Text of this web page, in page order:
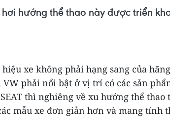
hướng thể thao này được triển
xe không phải hạng sang của
phải nổi bật ở vị trí có các sản
thì nghiêng về xu hướng thể thao
mẫu xe đơn giản hơn và mang tính